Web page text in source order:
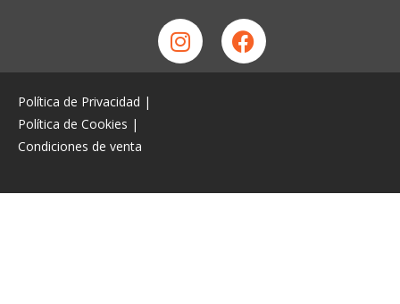
Política de Privacidad |
Política de Cookies |
Condiciones de venta